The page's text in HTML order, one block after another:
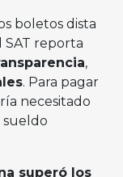
boletos dista
reporta
,
. Para pagar
necesitado
sueldo
superó los